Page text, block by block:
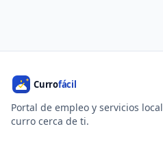
Portal de empleo y servicios
curro cerca de ti.